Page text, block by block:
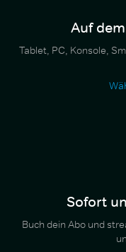
Auf
Tablet, PC, Konsole,
Sofort
Buch dein Abo und